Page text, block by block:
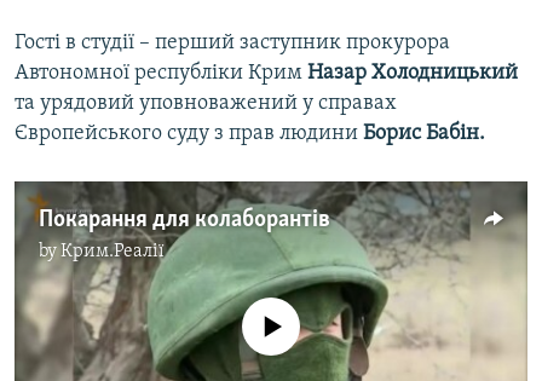
Гості в студії – перший заступник прокурора
Автономної республіки Крим Назар Холодницький
та урядовий уповноважений у справах
Європейського суду з прав людини Борис Бабін.
Покарання для колаборантів
byКрим.Реалії
No media source currently available